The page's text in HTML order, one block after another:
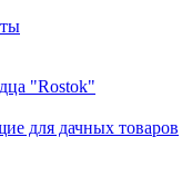
"Rostok"
для дачных товаров